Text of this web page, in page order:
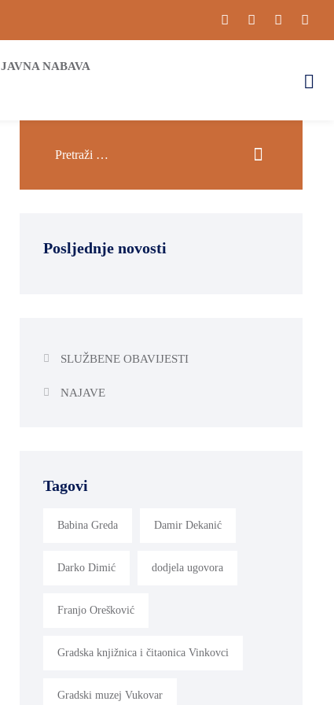
JAVNA NABAVA
Posljednje novosti
SLUŽBENE OBAVIJESTI
NAJAVE
Tagovi
Babina Greda Damir Dekanić
Darko Dimić dodjela ugovora
Franjo Orešković
Gradska knjižnica i čitaonica Vinkovci
Gradski muzej Vukovar